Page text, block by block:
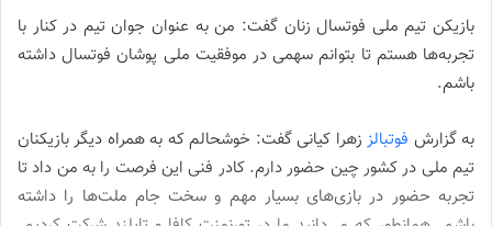
بازیکن تیم ملی فوتسال زنان گفت: من به عنوان جوان تیم در کنار با
تجربه‌ها هستم تا بتوانم سهمی در موفقیت ملی پوشان فوتسال داشته
باشم.
به گزارش فوتبالززهرا کیانی گفت: خوشحالم که به همراه دیگر بازیکنان
تیم ملی در کشور چین حضور دارم. کادر فنی این فرصت را به من داد تا
تجربه حضور در بازی‌های بسیار مهم و سخت جام ملت‌ها را داشته